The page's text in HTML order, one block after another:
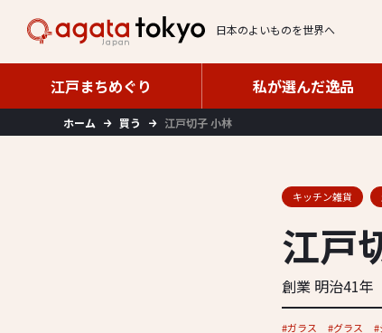
日本のよいものを世界へ
江戸まちめぐり
江戸まちめぐり
私が選んだ逸品
私が選んだ逸品
ホーム 買う 江戸切子 小林
キッチン雑貨
江戸
創業 明治41年
ガラス グラス